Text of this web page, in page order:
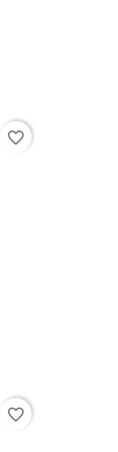
favorite_border
favorite_border